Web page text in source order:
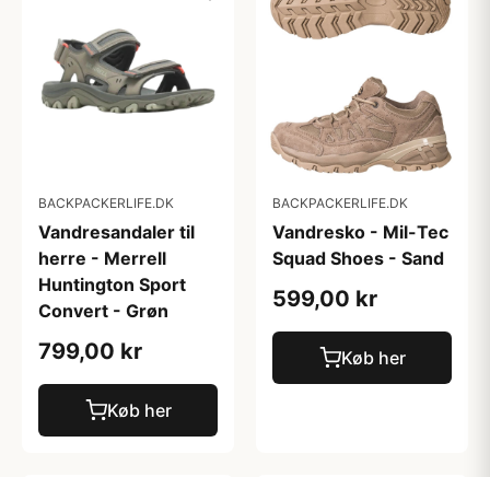
BACKPACKERLIFE.DK
Vandresandaler til
herre - Merrell
Huntington Sport
Convert - Grøn
799,00 kr
Køb her
BACKPACKERLIFE.DK
Vandresko - Mil-Tec
Squad Shoes - Sand
599,00 kr
Køb her